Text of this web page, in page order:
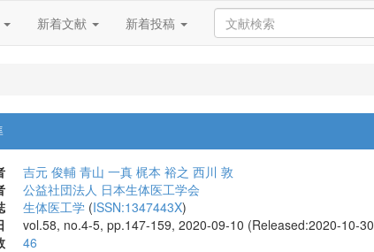
新着文献 新着投稿
吉元 俊輔 青山 一真 梶本 裕之 西川 敦
公益社団法人 日本生体医工学会
生体医工学 (ISSN:1347443X)
vol.58, no.4-5, pp.147-159, 2020-09-10 (Released:2020-10-
46